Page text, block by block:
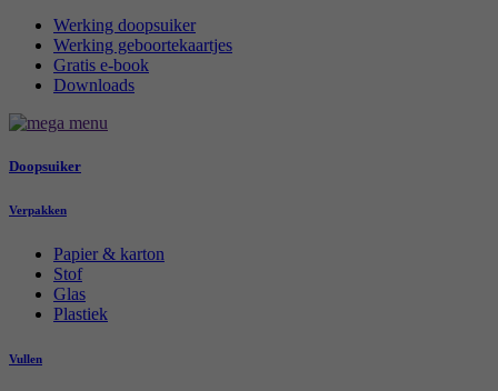
Werking doopsuiker
Werking geboortekaartjes
Gratis e-book
Downloads
Doopsuiker
Verpakken
Papier & karton
Stof
Glas
Plastiek
Vullen